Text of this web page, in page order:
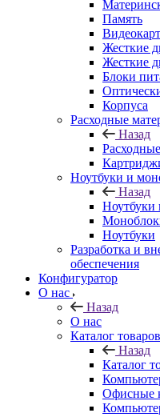
Память
Жесткие
Жесткие
Блоки
Корпуса
Расходные
Назад
Ноутбуки и
Назад
Ноутбуки
Ноутбуки
Разработка и
обеспечения
Конфигуратор
О нас
Назад
О нас
Каталог товаров
Назад
Каталог
Офисные